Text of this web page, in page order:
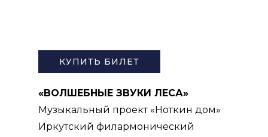
КУПИТЬ БИЛЕТ
«ВОЛШЕБНЫЕ ЗВУКИ ЛЕСА»
Музыкальный проект «Ноткин дом»
Иркутский филармонический